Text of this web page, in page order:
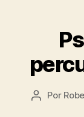
Autor
Por